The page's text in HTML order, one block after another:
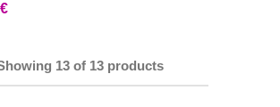
€
13 of 13 products